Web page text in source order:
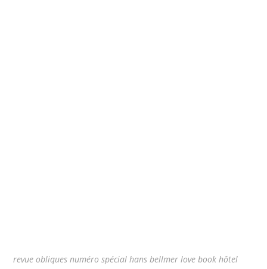
revue obliques numéro spécial hans bellmer love book hôtel